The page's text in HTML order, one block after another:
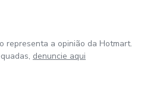
representa a opinião da Hotmart.
denuncie aqui